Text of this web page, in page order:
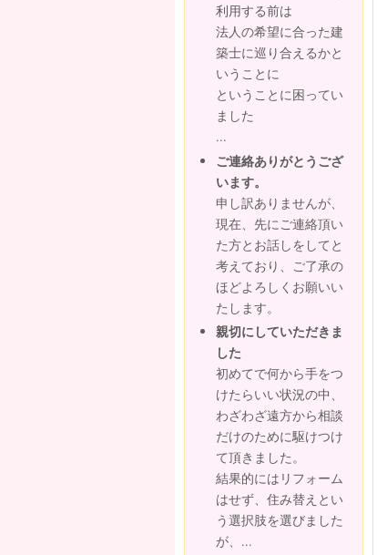
利用する前は
法人の希望に合った建
築士に巡り合えるかと
いうことに
ということに困ってい
ました
...
ご連絡ありがとうござ
います。
申し訳ありませんが、
現在、先にご連絡頂い
た方とお話しをしてと
考えており、ご了承の
ほどよろしくお願いい
たします。
親切にしていただきま
した
初めてで何から手をつ
けたらいい状況の中、
わざわざ遠方から相談
だけのために駆けつけ
て頂きました。
結果的にはリフォーム
はせず、住み替えとい
う選択肢を選びました
が、...